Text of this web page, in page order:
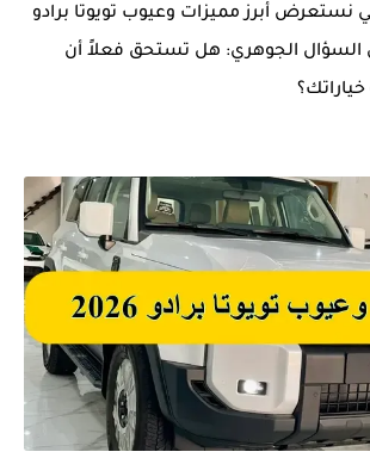
نستعرض أبرز مميزات وعيوب تويوتا برادو
عن السؤال الجوهري: هل تستحق فعلاً أن